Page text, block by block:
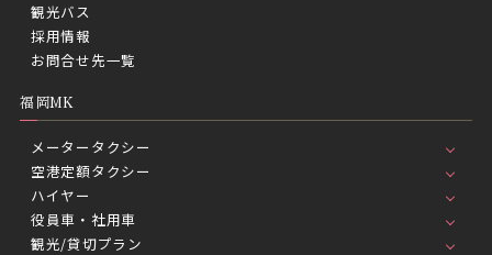
観光バス
採用情報
お問合せ先一覧
福岡MK
メータータクシー
空港定額タクシー
ハイヤー
役員車・社用車
観光/貸切プラン